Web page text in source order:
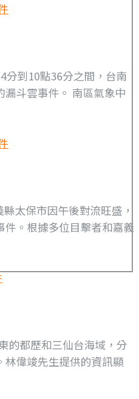
分到10點36分之間，台南
斗雲事件。 南區氣象中
太保市因午後對流旺盛，
。根據多位目擊者和嘉義
的都歷和三仙台海域，分
林偉竣先生提供的資訊顯